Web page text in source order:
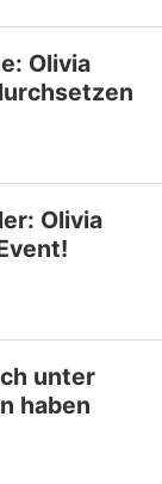
Olivia
Olivia
unter
haben